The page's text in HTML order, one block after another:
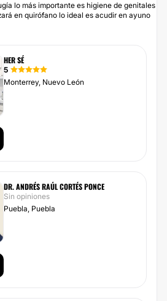
lo más importante es higiene de genitales
en quirófano lo ideal es acudir en ayuno
HER SÉ
5
Monterrey, Nuevo León
DR. ANDRÉS RAÚL CORTÉS PONCE
Sin opiniones
Puebla, Puebla